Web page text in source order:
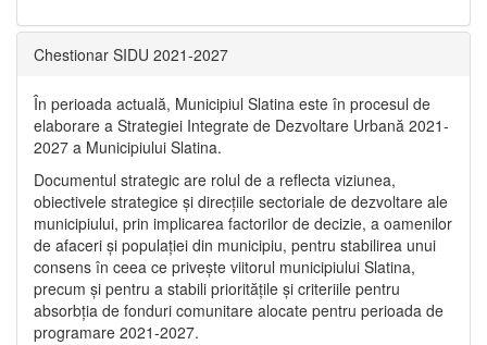
Chestionar SIDU 2021-2027
În perioada actuală, Municipiul Slatina este în procesul de
elaborare a Strategiei Integrate de Dezvoltare Urbană 2021‐
2027 a Municipiului Slatina.
Documentul strategic are rolul de a reflecta viziunea,
obiectivele strategice și direcțiile sectoriale de dezvoltare ale
municipiului, prin implicarea factorilor de decizie, a oamenilor
de afaceri și populației din municipiu, pentru stabilirea unui
consens în ceea ce privește viitorul municipiului Slatina,
precum și pentru a stabili prioritățile și criteriile pentru
absorbția de fonduri comunitare alocate pentru perioada de
programare 2021-2027.